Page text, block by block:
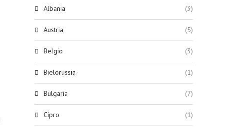
Albania (3)
Austria (5)
Belgio (3)
Bielorussia (1)
Bulgaria (7)
Cipro (1)